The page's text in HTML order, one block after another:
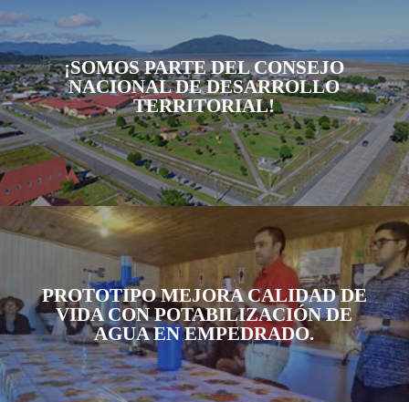
¡SOMOS PARTE DEL CONSEJO
NACIONAL DE DESARROLLO
TERRITORIAL!
PROTOTIPO MEJORA CALIDAD DE
VIDA CON POTABILIZACIÓN DE
AGUA EN EMPEDRADO.